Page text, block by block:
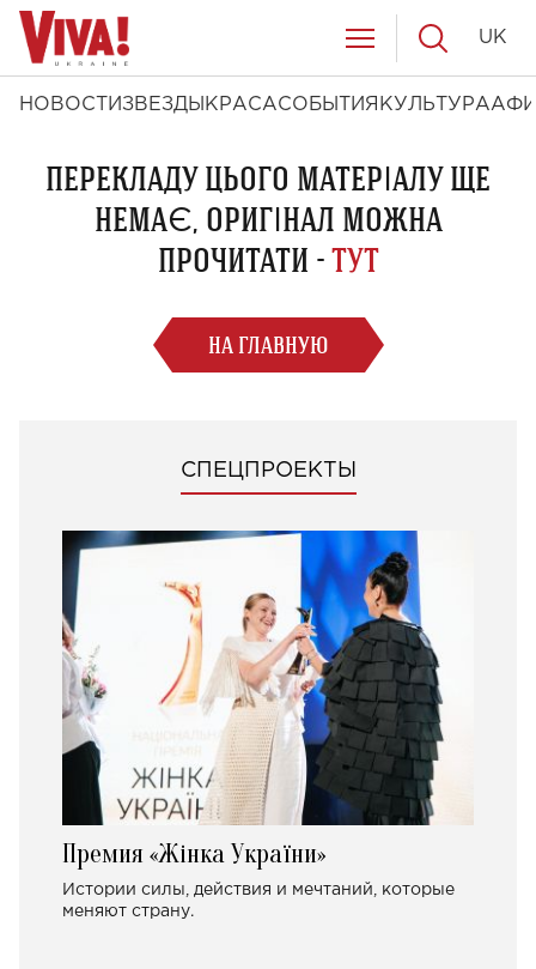
НОВОСТИ ЗВЕЗДЫ КРАСАСОБЫТИЯ КУЛЬТУРА
UK
ПЕРЕКЛАДУ ЦЬОГО МАТЕРІАЛУ ЩЕ
НЕМАЄ, ОРИГІНАЛ МОЖНА
ПРОЧИТАТИ -ТУТ
НА ГЛАВНУЮ
СПЕЦПРОЕКТЫ
Премия «Жінка України»
Истории силы, действия и мечтаний, которые
меняют страну.